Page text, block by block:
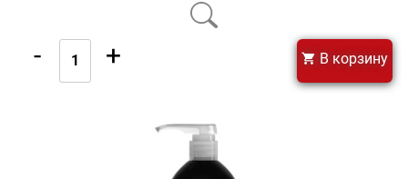
- + В корзину